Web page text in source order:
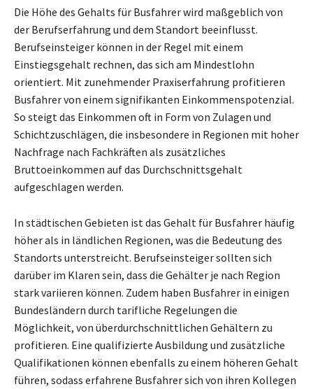
Die Höhe des Gehalts für Busfahrer wird maßgeblich von
der Berufserfahrung und dem Standort beeinflusst.
Berufseinsteiger können in der Regel mit einem
Einstiegsgehalt rechnen, das sich am Mindestlohn
orientiert. Mit zunehmender Praxiserfahrung profitieren
Busfahrer von einem signifikanten Einkommenspotenzial.
So steigt das Einkommen oft in Form von Zulagen und
Schichtzuschlägen, die insbesondere in Regionen mit hoher
Nachfrage nach Fachkräften als zusätzliches
Bruttoeinkommen auf das Durchschnittsgehalt
aufgeschlagen werden.
In städtischen Gebieten ist das Gehalt für Busfahrer häufig
höher als in ländlichen Regionen, was die Bedeutung des
Standorts unterstreicht. Berufseinsteiger sollten sich
darüber im Klaren sein, dass die Gehälter je nach Region
stark variieren können. Zudem haben Busfahrer in einigen
Bundesländern durch tarifliche Regelungen die
Möglichkeit, von überdurchschnittlichen Gehältern zu
profitieren. Eine qualifizierte Ausbildung und zusätzliche
Qualifikationen können ebenfalls zu einem höheren Gehalt
führen, sodass erfahrene Busfahrer sich von ihren Kollegen